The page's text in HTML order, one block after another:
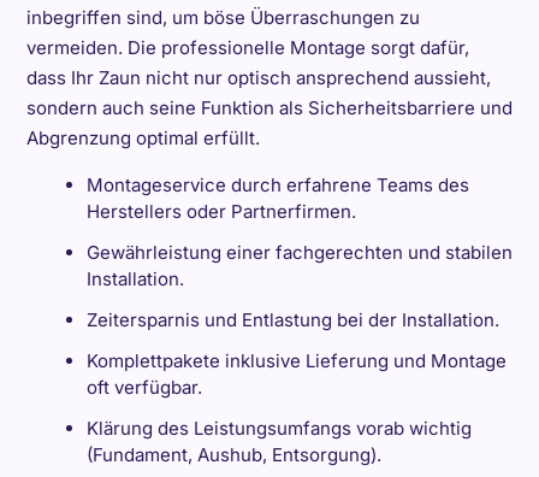
inbegriffen sind, um böse Überraschungen zu
vermeiden. Die professionelle Montage sorgt dafür,
dass Ihr Zaun nicht nur optisch ansprechend aussieht,
sondern auch seine Funktion als Sicherheitsbarriere und
Abgrenzung optimal erfüllt.
Montageservice durch erfahrene Teams des
Herstellers oder Partnerfirmen.
Gewährleistung einer fachgerechten und stabilen
Installation.
Zeitersparnis und Entlastung bei der Installation.
Komplettpakete inklusive Lieferung und Montage
oft verfügbar.
Klärung des Leistungsumfangs vorab wichtig
(Fundament, Aushub, Entsorgung).